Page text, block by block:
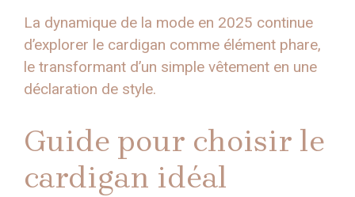
La dynamique de la mode en 2025 continue
d’explorer le cardigan comme élément phare,
le transformant d’un simple vêtement en une
déclaration de style.
Guide pour choisir le
cardigan idéal